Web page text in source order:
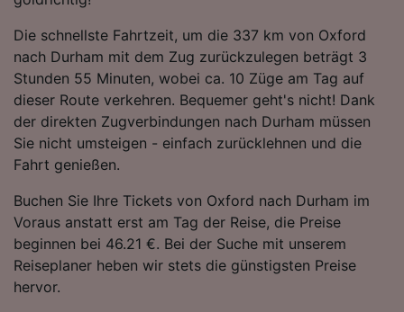
Die schnellste Fahrtzeit, um die 337 km von Oxford
nach Durham mit dem Zug zurückzulegen beträgt 3
Stunden 55 Minuten, wobei ca. 10 Züge am Tag auf
dieser Route verkehren. Bequemer geht's nicht! Dank
der direkten Zugverbindungen nach Durham müssen
Sie nicht umsteigen - einfach zurücklehnen und die
Fahrt genießen.
Buchen Sie Ihre Tickets von Oxford nach Durham im
Voraus anstatt erst am Tag der Reise, die Preise
beginnen bei 46.21 €. Bei der Suche mit unserem
Reiseplaner heben wir stets die günstigsten Preise
hervor.